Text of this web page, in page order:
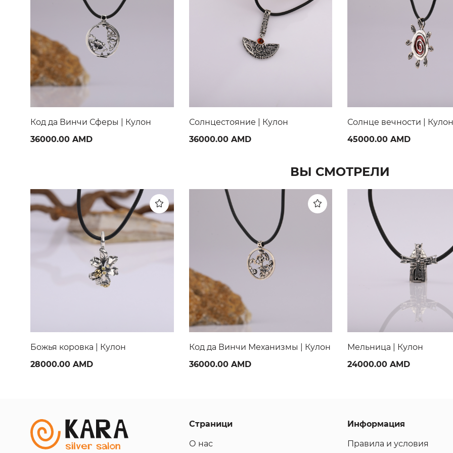
Солнцестояние | Кулон
36000.00 AMD
Солнце вечности | Кулон
45000.00 AMD
Aхиллесова пята | Кольцо
28000.00 AMD
ВЫ СМОТРЕЛИ
Код да Винчи Механизмы | Кулон
36000.00 AMD
Мельница | Кулон
24000.00 AMD
Кубизм окно | Кулон
30000.00 AMD
Страници
О нас
Информация
Правила и условия